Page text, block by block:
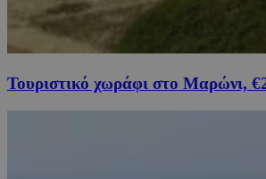
Τουριστικό χωράφι στο Μαρώνι,